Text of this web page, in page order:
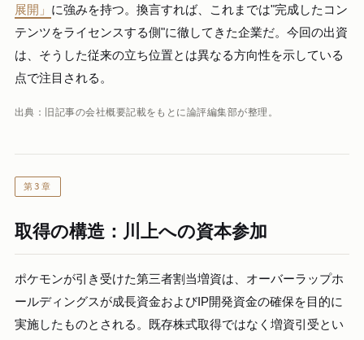
展開」 に強みを持つ。換言すれば、これまでは"完成したコン
テンツをライセンスする側"に徹してきた企業だ。今回の出資
は、そうした従来の立ち位置とは異なる方向性を示している
点で注目される。
出典：旧記事の会社概要記載をもとに論評編集部が整理。
第3章
取得の構造：川上への資本参加
ポケモンが引き受けた第三者割当増資は、オーバーラップホ
ールディングスが成長資金およびIP開発資金の確保を目的に
実施したものとされる。既存株式取得ではなく増資引受とい